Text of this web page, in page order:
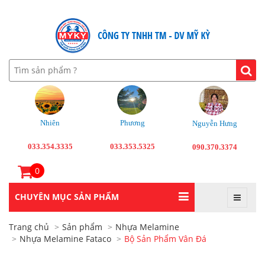
Nhiên
033.354.3335
Phương
033.353.5325
Nguyễn Hưng
090.370.3374
0
CHUYÊN MỤC SẢN PHẨM
Trang chủ Sản phẩm
Nhựa Melamine
Nhựa Melamine Fataco
Bộ Sản Phẩm Vân Đá